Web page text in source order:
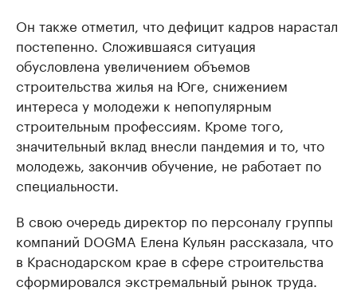
Он также отметил, что дефицит кадров нарастал
постепенно. Сложившаяся ситуация
обусловлена увеличением объемов
строительства жилья на Юге, снижением
интереса у молодежи к непопулярным
строительным профессиям. Кроме того,
значительный вклад внесли пандемия и то, что
молодежь, закончив обучение, не работает по
специальности.
В свою очередь директор по персоналу группы
компаний DOGMA Елена Кульян рассказала, что
в Краснодарском крае в сфере строительства
сформировался экстремальный рынок труда.